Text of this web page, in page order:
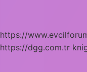
https://
https://dgg.com.tr